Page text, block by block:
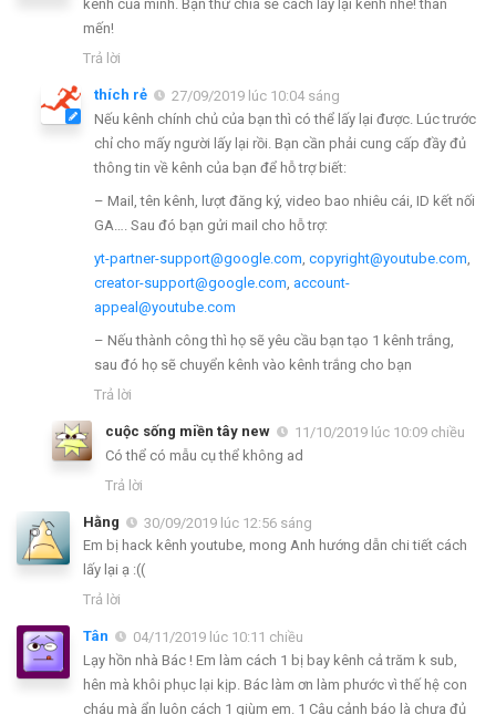
kênh của mình. Bạn thử chia sẻ cách lấy lại kênh nhé! thân
mến!
Trả lời
thích rẻ
27/09/2019 lúc 10:04 sáng
Nếu kênh chính chủ của bạn thì có thể lấy lại được. Lúc trước
chỉ cho mấy người lấy lại rồi. Bạn cần phải cung cấp đầy đủ
thông tin về kênh của bạn để hỗ trợ biết:
– Mail, tên kênh, lượt đăng ký, video bao nhiêu cái, ID kết nối
GA…. Sau đó bạn gửi mail cho hỗ trợ:
yt-partner-support@google.com copyright@youtube.com
creator-support@google.com account-
appeal@youtube.com
– Nếu thành công thì họ sẽ yêu cầu bạn tạo 1 kênh trắng,
sau đó họ sẽ chuyển kênh vào kênh trắng cho bạn
Trả lời
cuộc sống miền tây new
11/10/2019 lúc 10:09 chiều
Có thể có mẫu cụ thể không ad
Trả lời
Hằng
30/09/2019 lúc 12:56 sáng
Em bị hack kênh youtube, mong Anh hướng dẫn chi tiết cách
lấy lại ạ :((
Trả lời
Tân
04/11/2019 lúc 10:11 chiều
Lạy hồn nhà Bác ! Em làm cách 1 bị bay kênh cả trăm k sub,
hên mà khôi phục lại kịp. Bác làm ơn làm phước vì thế hệ con
cháu mà ẩn luôn cách 1 giùm em. 1 Câu cảnh báo là chưa đủ